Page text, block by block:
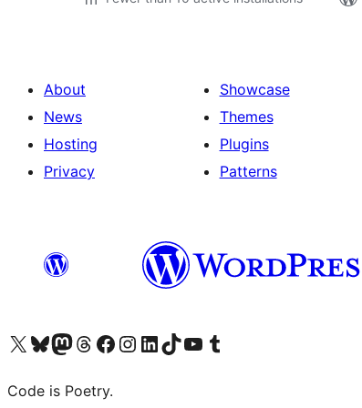
About
News
Hosting
Privacy
Showcase
Themes
Plugins
Patterns
Visit our X (formerly Twitter) account
ഞങ്ങളുടെ ബ്ലൂസ്കൈ അക്കൗണ്ട് സന്ദർശിക്കുക
Visit our Mastodon account
ഞങ്ങളുടെ ത്രെഡ്സ് അക്കൗണ്ട് സന്ദർശിക്കുക
Visit our Facebook page
Visit our Instagram account
Visit our LinkedIn account
ഞങ്ങളുടെ ടിക് ടോക് അക്കൗണ്ട് സന്ദർശിക്കുക
Visit our YouTube channel
ഞങ്ങളുടെ ടംബ്ലർ അക്കൗണ്ട് സന്ദർശിക്കുക
Code is Poetry.